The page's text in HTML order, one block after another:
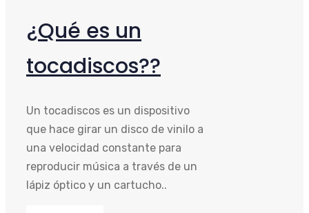
¿Qué es un
tocadiscos??
Un tocadiscos es un dispositivo
que hace girar un disco de vinilo a
una velocidad constante para
reproducir música a través de un
lápiz óptico y un cartucho..